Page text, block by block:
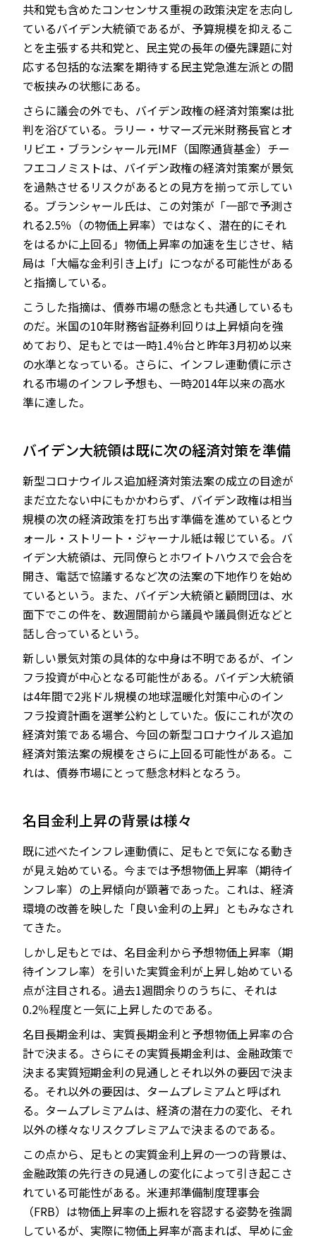
共和党も含めたコンセンサス重視の政策決定を志向し
ているバイデン大統領であるが、予算規模を抑えるこ
とを主張する共和党と、民主党の長年の優先課題に対
応する包括的な法案を期待する民主党急進左派との間
で板挟みの状態にある。
さらに議会の外でも、バイデン政権の経済対策案は批
判を浴びている。ラリー・サマーズ元米財務長官とオ
リビエ・ブランシャール元IMF（国際通貨基金）チー
フエコノミストは、バイデン政権の経済対策案が景気
を過熱させるリスクがあるとの見方を揃って示してい
る。ブランシャール氏は、この対策が「一部で予測さ
れる2.5％（の物価上昇率）ではなく、潜在的にそれ
をはるかに上回る」物価上昇率の加速を生じさせ、結
局は「大幅な金利引き上げ」につながる可能性がある
と指摘している。
こうした指摘は、債券市場の懸念とも共通しているも
のだ。米国の10年財務省証券利回りは上昇傾向を強
めており、足もとでは一時1.4％台と昨年3月初め以来
の水準となっている。さらに、インフレ連動債に示さ
れる市場のインフレ予想も、一時2014年以来の高水
準に達した。
バイデン大統領は既に次の経済対策を準備
新型コロナウイルス追加経済対策法案の成立の目途が
まだ立たない中にもかかわらず、バイデン政権は相当
規模の次の経済政策を打ち出す準備を進めているとウ
ォール・ストリート・ジャーナル紙は報じている。バ
イデン大統領は、元同僚らとホワイトハウスで会合を
開き、電話で協議するなど次の法案の下地作りを始め
ているという。また、バイデン大統領と顧問団は、水
面下でこの件を、数週間前から議員や議員側近などと
話し合っているという。
新しい景気対策の具体的な中身は不明であるが、イン
フラ投資が中心となる可能性がある。バイデン大統領
は4年間で2兆ドル規模の地球温暖化対策中心のイン
フラ投資計画を選挙公約としていた。仮にこれが次の
経済対策である場合、今回の新型コロナウイルス追加
経済対策法案の規模をさらに上回る可能性がある。こ
れは、債券市場にとって懸念材料となろう。
名目金利上昇の背景は様々
既に述べたインフレ連動債に、足もとで気になる動き
が見え始めている。今までは予想物価上昇率（期待イ
ンフレ率）の上昇傾向が顕著であった。これは、経済
環境の改善を映した「良い金利の上昇」ともみなされ
てきた。
しかし足もとでは、名目金利から予想物価上昇率（期
待インフレ率）を引いた実質金利が上昇し始めている
点が注目される。過去1週間余りのうちに、それは
0.2％程度と一気に上昇したのである。
名目長期金利は、実質長期金利と予想物価上昇率の合
計で決まる。さらにその実質長期金利は、金融政策で
決まる実質短期金利の見通しとそれ以外の要因で決ま
る。それ以外の要因は、タームプレミアムと呼ばれ
る。タームプレミアムは、経済の潜在力の変化、それ
以外の様々なリスクプレミアムで決まるのである。
この点から、足もとの実質金利上昇の一つの背景は、
金融政策の先行きの見通しの変化によって引き起こさ
れている可能性がある。米連邦準備制度理事会
（FRB）は物価上昇率の上振れを容認する姿勢を強調
しているが、実際に物価上昇率が高まれば、早めに金